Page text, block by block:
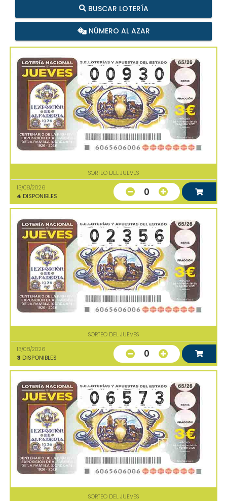
BUSCAR LOTERÍA
NÚMERO AL AZAR
SORTEO DEL JUEVES
13/08/2026
4 DISPONIBLES 0
SORTEO DEL JUEVES
13/08/2026
3 DISPONIBLES 0
SORTEO DEL JUEVES